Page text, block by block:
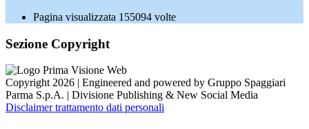
Pagina visualizzata 155094 volte
Sezione Copyright
Copyright 2026 | Engineered and powered by Gruppo Spaggiari
Parma S.p.A. | Divisione Publishing & New Social Media
Disclaimer trattamento dati personali